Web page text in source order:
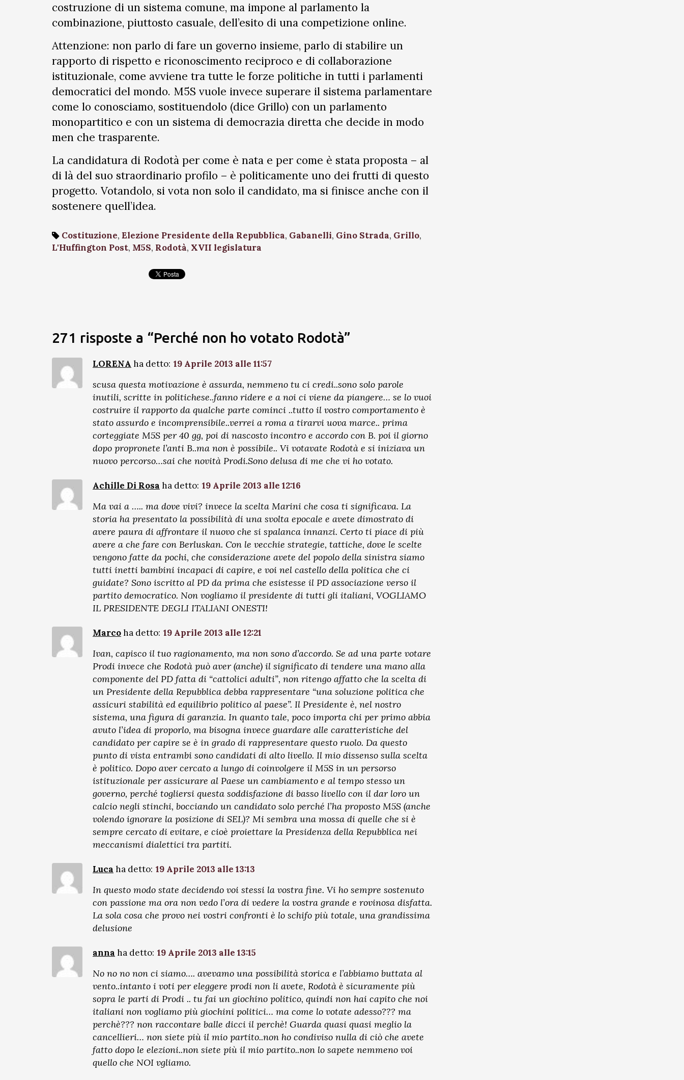
costruzione di un sistema comune, ma impone al parlamento la
combinazione, piuttosto casuale, dell’esito di una competizione online.
Attenzione: non parlo di fare un governo insieme, parlo di stabilire un
rapporto di rispetto e riconoscimento reciproco e di collaborazione
istituzionale, come avviene tra tutte le forze politiche in tutti i parlamenti
democratici del mondo. M5S vuole invece superare il sistema parlamentare
come lo conosciamo, sostituendolo (dice Grillo) con un parlamento
monopartitico e con un sistema di democrazia diretta che decide in modo
men che trasparente.
La candidatura di Rodotà per come è nata e per come è stata proposta – al
di là del suo straordinario profilo – è politicamente uno dei frutti di questo
progetto. Votandolo, si vota non solo il candidato, ma si finisce anche con il
sostenere quell’idea.
Costituzione, Elezione Presidente della Repubblica, Gabanelli, Gino Strada, Grillo,
L'Huffington Post, M5S, Rodotà, XVII legislatura
271 risposte a “Perché non ho votato Rodotà”
LORENA ha detto: 19 Aprile 2013 alle 11:57
scusa questa motivazione è assurda, nemmeno tu ci credi..sono solo parole
inutili, scritte in politichese..fanno ridere e a noi ci viene da piangere… se lo vuoi
costruire il rapporto da qualche parte cominci ..tutto il vostro comportamento è
stato assurdo e incomprensibile..verrei a roma a tirarvi uova marce.. prima
corteggiate M5S per 40 gg, poi di nascosto incontro e accordo con B. poi il giorno
dopo propronete l’anti B..ma non è possibile.. Vi votavate Rodotà e si iniziava un
nuovo percorso…sai che novità Prodi.Sono delusa di me che vi ho votato.
Achille Di Rosa ha detto: 19 Aprile 2013 alle 12:16
Ma vai a ….. ma dove vivi? invece la scelta Marini che cosa ti significava. La
storia ha presentato la possibilità di una svolta epocale e avete dimostrato di
avere paura di affrontare il nuovo che si spalanca innanzi. Certo ti piace di più
avere a che fare con Berluskan. Con le vecchie strategie, tattiche, dove le scelte
vengono fatte da pochi, che considerazione avete del popolo della sinistra siamo
tutti inetti bambini incapaci di capire, e voi nel castello della politica che ci
guidate? Sono iscritto al PD da prima che esistesse il PD associazione verso il
partito democratico. Non vogliamo il presidente di tutti gli italiani, VOGLIAMO
IL PRESIDENTE DEGLI ITALIANI ONESTI!
Marcoha detto: 19 Aprile 2013 alle 12:21
Ivan, capisco il tuo ragionamento, ma non sono d’accordo. Se ad una parte votare
Prodi invece che Rodotà può aver (anche) il significato di tendere una mano alla
componente del PD fatta di “cattolici adulti”, non ritengo affatto che la scelta di
un Presidente della Repubblica debba rappresentare “una soluzione politica che
assicuri stabilità ed equilibrio politico al paese”. Il Presidente è, nel nostro
sistema, una figura di garanzia. In quanto tale, poco importa chi per primo abbia
avuto l’idea di proporlo, ma bisogna invece guardare alle caratteristiche del
candidato per capire se è in grado di rappresentare questo ruolo. Da questo
punto di vista entrambi sono candidati di alto livello. Il mio dissenso sulla scelta
è politico. Dopo aver cercato a lungo di coinvolgere il M5S in un persorso
istituzionale per assicurare al Paese un cambiamento e al tempo stesso un
governo, perché togliersi questa soddisfazione di basso livello con il dar loro un
calcio negli stinchi, bocciando un candidato solo perché l’ha proposto M5S (anche
volendo ignorare la posizione di SEL)? Mi sembra una mossa di quelle che si è
sempre cercato di evitare, e cioè proiettare la Presidenza della Repubblica nei
meccanismi dialettici tra partiti.
Luca ha detto: 19 Aprile 2013 alle 13:13
In questo modo state decidendo voi stessi la vostra fine. Vi ho sempre sostenuto
con passione ma ora non vedo l’ora di vedere la vostra grande e rovinosa disfatta.
La sola cosa che provo nei vostri confronti è lo schifo più totale, una grandissima
delusione
anna ha detto: 19 Aprile 2013 alle 13:15
No no no non ci siamo…. avevamo una possibilità storica e l’abbiamo buttata al
vento..intanto i voti per eleggere prodi non li avete, Rodotà è sicuramente più
sopra le parti di Prodi .. tu fai un giochino politico, quindi non hai capito che noi
italiani non vogliamo più giochini politici… ma come lo votate adesso??? ma
perchè??? non raccontare balle dicci il perchè! Guarda quasi quasi meglio la
cancellieri… non siete più il mio partito..non ho condiviso nulla di ciò che avete
fatto dopo le elezioni..non siete più il mio partito..non lo sapete nemmeno voi
quello che NOI vgliamo.